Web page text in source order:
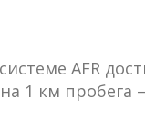
AFR
1 км пробега